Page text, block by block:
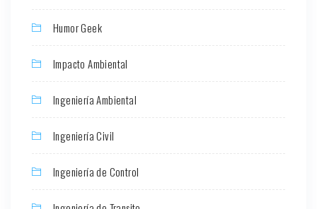
Humor Geek
Impacto Ambiental
Ingeniería Ambiental
Ingeniería Civil
Ingeniería de Control